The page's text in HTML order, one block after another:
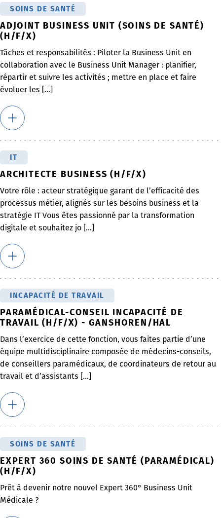
SOINS DE SANTÉ
ADJOINT BUSINESS UNIT (SOINS DE SANTÉ)
(H/F/X)
Tâches et responsabilités : Piloter la Business Unit en
collaboration avec le Business Unit Manager : planifier,
répartir et suivre les activités ; mettre en place et faire
évoluer les [...]
IT
ARCHITECTE BUSINESS (H/F/X)
Votre rôle : acteur stratégique garant de l’efficacité des
processus métier, alignés sur les besoins business et la
stratégie IT Vous êtes passionné par la transformation
digitale et souhaitez jo [...]
INCAPACITÉ DE TRAVAIL
PARAMÉDICAL-CONSEIL INCAPACITÉ DE
TRAVAIL (H/F/X) - GANSHOREN/HAL
Dans l’exercice de cette fonction, vous faites partie d’une
équipe multidisciplinaire composée de médecins-conseils,
de conseillers paramédicaux, de coordinateurs de retour au
travail et d’assistants [...]
SOINS DE SANTÉ
EXPERT 360 SOINS DE SANTÉ (PARAMÉDICAL)
(H/F/X)
Prêt à devenir notre nouvel Expert 360° Business Unit
Médicale ?